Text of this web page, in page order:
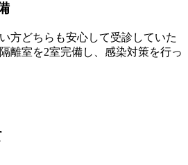
方どちらも安心して受診していた
離室を2室完備し、感染対策を行っ